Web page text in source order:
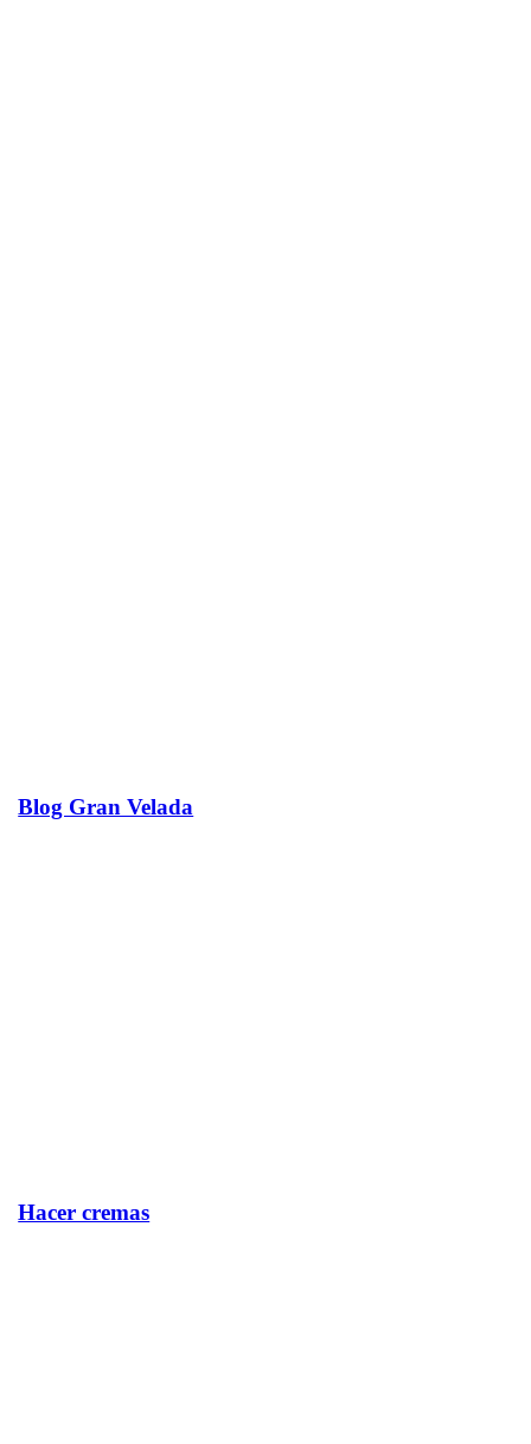
Blog Gran Velada
Hacer cremas